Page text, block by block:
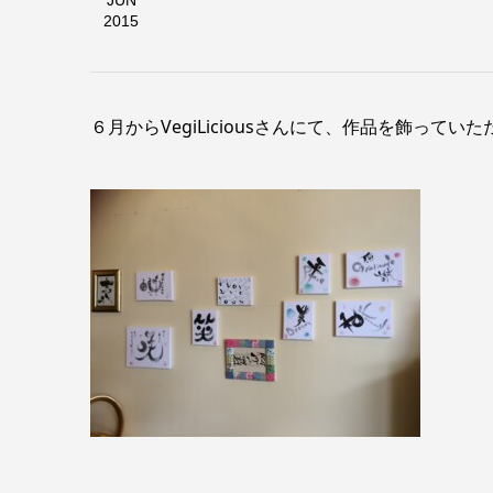
2015
６月からVegiLiciousさんにて、作品を飾っていた